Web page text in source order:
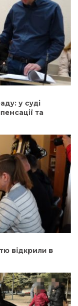
у суді
та
відкрили в